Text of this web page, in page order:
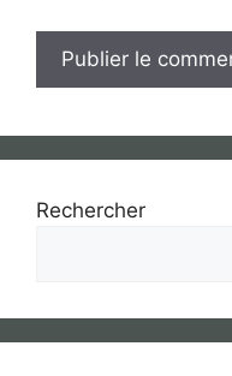
Rechercher